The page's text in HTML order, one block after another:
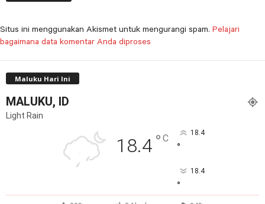
Situs ini menggunakan Akismet untuk mengurangi spam. Pelajari
bagaimana data komentar Anda diproses
Maluku Hari Ini
MALUKU, ID
Light Rain
18.4 ° C 18.4
°
18.4
°